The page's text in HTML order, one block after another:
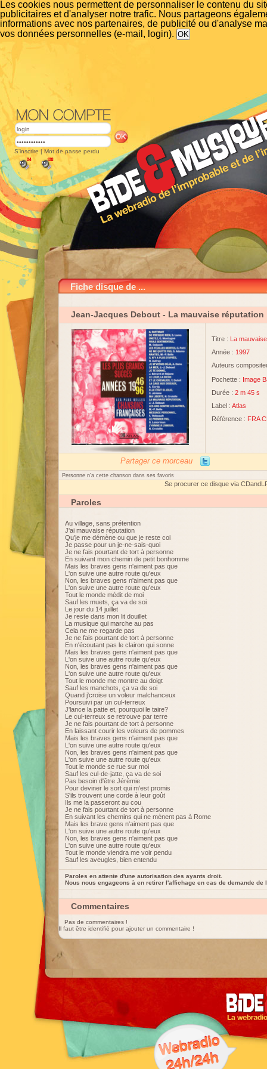
Les cookies nous permettent de personnaliser le contenu du
publicitaires et d'analyser notre trafic. Nous partageons
informations avec nos partenaires, de publicité ou d'analyse
vos données personnelles (e-mail, login).
S'inscrire | Mot de passe perdu
Fiche disque de ...
Jean-Jacques Debout - La mauvaise réputation
Titre : La
Année : 1997
Auteurs
Pochette : Image
Durée : 2 m 45 s
Label : Atlas
Référence : FRA
Partager ce morceau
Personne n'a cette chanson dans ses favoris
Se procurer ce disque via
Paroles
Au village, sans prétention
J'ai mauvaise réputation
Qu'je me démène ou que je reste coi
Je passe pour un je-ne-sais-quoi
Je ne fais pourtant de tort à personne
En suivant mon chemin de petit bonhomme
Mais les braves gens n'aiment pas que
L'on suive une autre route qu'eux
Non, les braves gens n'aiment pas que
L'on suive une autre route qu'eux
Tout le monde médit de moi
Sauf les muets, ça va de soi
Le jour du 14 juillet
Je reste dans mon lit douillet
La musique qui marche au pas
Cela ne me regarde pas
Je ne fais pourtant de tort à personne
En n'écoutant pas le clairon qui sonne
Mais les braves gens n'aiment pas que
L'on suive une autre route qu'eux
Non, les braves gens n'aiment pas que
L'on suive une autre route qu'eux
Tout le monde me montre au doigt
Sauf les manchots, ça va de soi
Quand j'croise un voleur malchanceux
Poursuivi par un cul-terreux
J'lance la patte et, pourquoi le taire?
Le cul-terreux se retrouve par terre
Je ne fais pourtant de tort à personne
En laissant courir les voleurs de pommes
Mais les braves gens n'aiment pas que
L'on suive une autre route qu'eux
Non, les braves gens n'aiment pas que
L'on suive une autre route qu'eux
Tout le monde se rue sur moi
Sauf les cul-de-jatte, ça va de soi
Pas besoin d'être Jérémie
Pour deviner le sort qui m'est promis
S'ils trouvent une corde à leur goût
Ils me la passeront au cou
Je ne fais pourtant de tort à personne
En suivant les chemins qui ne mènent pas à Rome
Mais les brave gens n'aiment pas que
L'on suive une autre route qu'eux
Non, les braves gens n'aiment pas que
L'on suive une autre route qu'eux
Tout le monde viendra me voir pendu
Sauf les aveugles, bien entendu
Paroles en attente d'une autorisation des ayants droit.
Nous nous engageons à en retirer l'affichage en cas de demande de
Commentaires
Pas de commentaires !
Il faut être identifié pour ajouter un commentaire !